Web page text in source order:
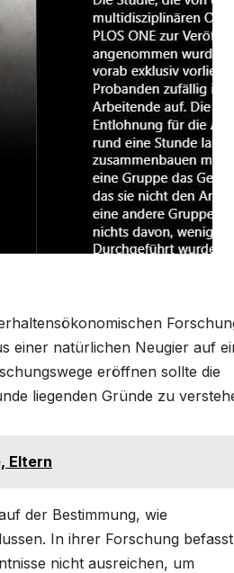
einer natürlichen Neugier auf
eröffnen sollte die
liegenden Gründe zu
Eltern
der Bestimmung, wie
In ihrer Forschung
nicht ausreichen, um